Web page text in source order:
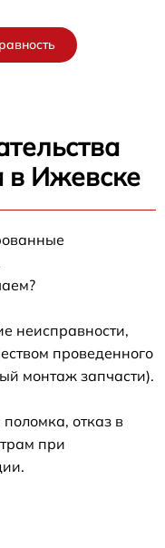
в Ижевске
неисправности,
проведенного
монтаж запчасти).
отказ в
при